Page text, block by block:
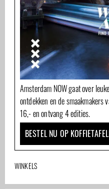
Amsterdam NOW gaat over
ontdekken en de smaakmakers
16,- en ontvang 4 edities.
BESTEL NU OP
WINKELS